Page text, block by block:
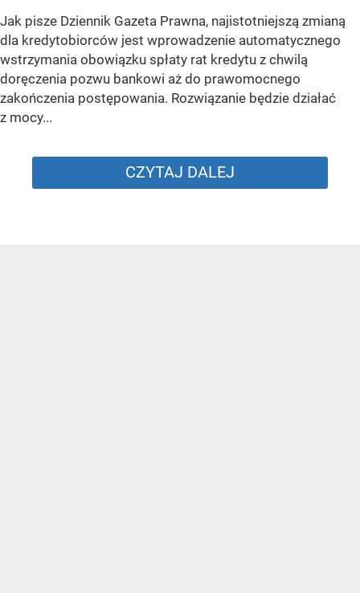
Jak pisze Dziennik Gazeta Prawna, najistotniejszą zmianą
dla kredytobiorców jest wprowadzenie automatycznego
wstrzymania obowiązku spłaty rat kredytu z chwilą
doręczenia pozwu bankowi aż do prawomocnego
zakończenia postępowania. Rozwiązanie będzie działać
z mocy...
CZYTAJ DALEJ